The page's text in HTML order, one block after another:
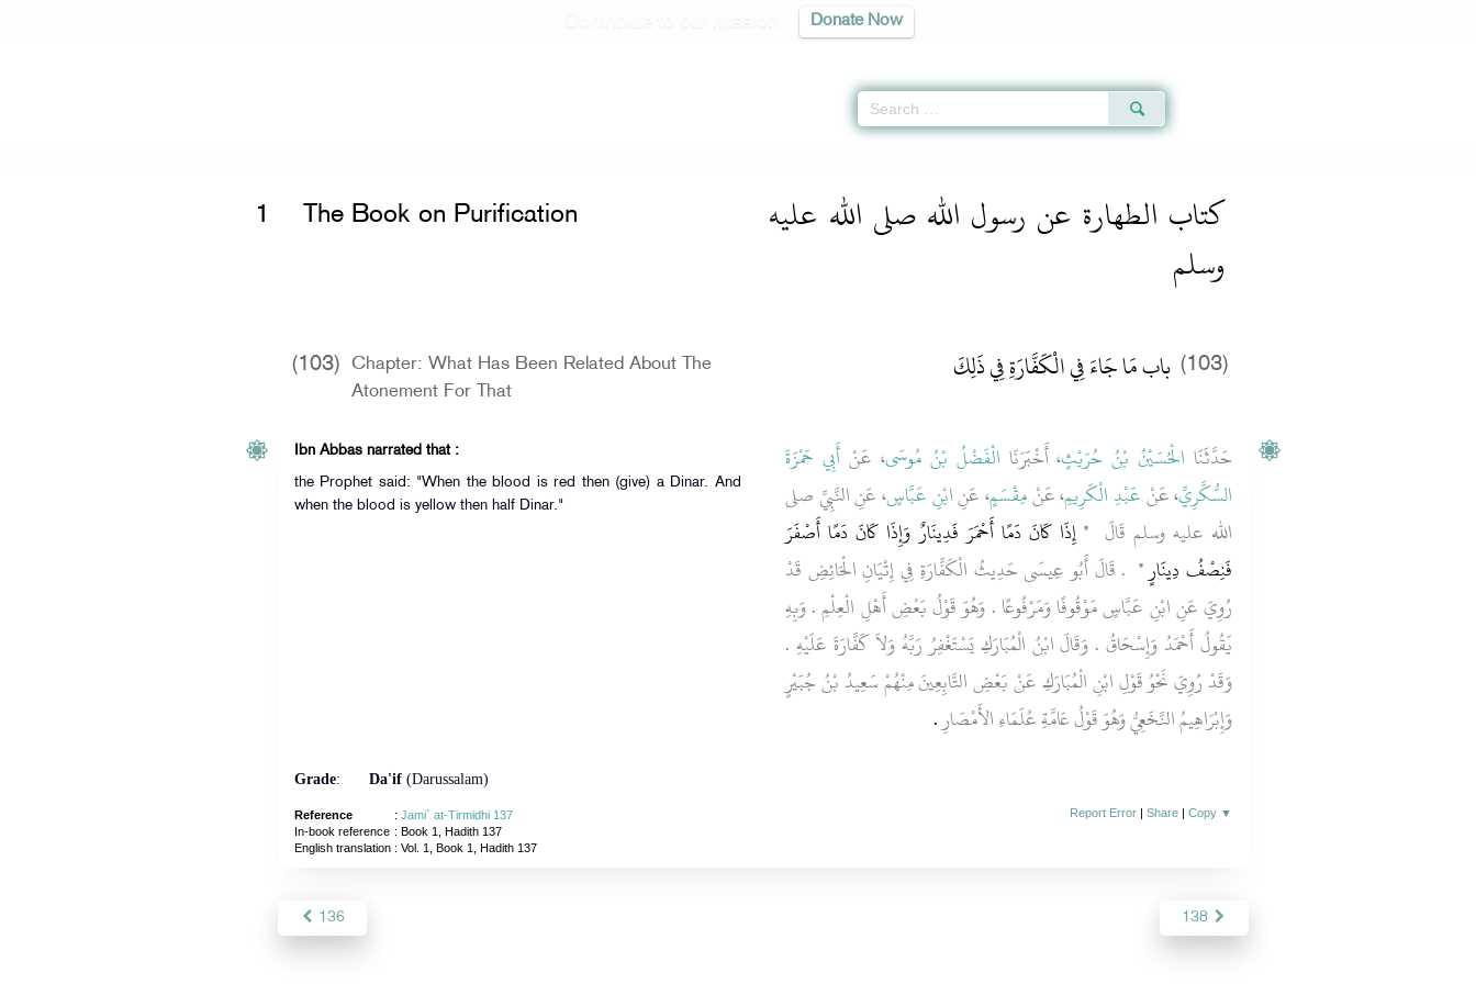
Donate Now
كتاب الطهارة عن رسول الله صلى الله عليه
وسلم
1 The Book on Purification
(103)
Chapter: What Has Been Related About The
Atonement For That
(103) باب مَا جَاءَ فِي الْكَفَّارَةِ فِي ذَلِكَ
Ibn Abbas narrated that :
the Prophet said: "When the blood is red then (give) a Dinar. And
when the blood is yellow then half Dinar."
حَدَّثَنَا الْحُسَيْنُ بْنُ حُرَيْثٍ، أَخْبَرَنَا الْفَضْلُ بْنُ مُوسَى، عَنْأَبِي حَمْزَةَ
السُّكَّرِيِّ، عَنْعَبْدِ الْكَرِيمِ، عَنْمِقْسَمٍ، عَنِابْنِ عَبَّاسٍ، عَنِ النَّبِيِّ صلى
الله عليه وسلم قَالَ ‏ "‏ إِذَا كَانَ دَمًا أَحْمَرَ فَدِينَارٌ وَإِذَا كَانَ دَمًا أَصْفَرَ
فَنِصْفُ دِينَارٍ ‏" ‏ ‏.‏ قَالَ أَبُو عِيسَى حَدِيثُ الْكَفَّارَةِ فِي إِتْيَانِ الْحَائِضِ قَدْ
رُوِيَ عَنِ ابْنِ عَبَّاسٍ مَوْقُوفًا وَمَرْفُوعًا ‏.‏ وَهُوَ قَوْلُ بَعْضِ أَهْلِ الْعِلْمِ ‏.‏ وَبِهِ
يَقُولُ أَحْمَدُ وَإِسْحَاقُ ‏.‏ وَقَالَ ابْنُ الْمُبَارَكِ يَسْتَغْفِرُ رَبَّهُ وَلاَ كَفَّارَةَ عَلَيْهِ ‏.‏
وَقَدْ رُوِيَ نَحْوُ قَوْلِ ابْنِ الْمُبَارَكِ عَنْ بَعْضِ التَّابِعِينَ مِنْهُمْ سَعِيدُ بْنُ جُبَيْرٍ
وَإِبْرَاهِيمُ النَّخَعِيُّ وَهُوَ قَوْلُ عَامَّةِ عُلَمَاءِ الأَمْصَارِ‏.‏
Grade: Da'if(Darussalam)
Reference : Jami` at-Tirmidhi 137
In-book reference : Book 1, Hadith 137
English translation: Vol. 1, Book 1, Hadith 137
Report Error |Share |Copy ▼
136 138